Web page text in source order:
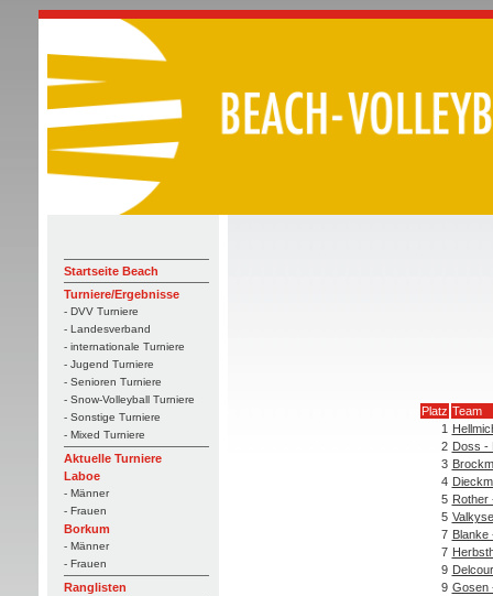
Startseite Beach
Turniere/Ergebnisse
- DVV Turniere
- Landesverband
- internationale Turniere
- Jugend Turniere
- Senioren Turniere
- Snow-Volleyball Turniere
- Sonstige Turniere
- Mixed Turniere
Aktuelle Turniere
Laboe
- Männer
- Frauen
Borkum
- Männer
- Frauen
Ranglisten
Platz Team
1
2 Doss -
3
4
5 Rother
5
7 Blanke
7
9
9 Gosen